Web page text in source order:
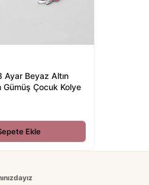
Ayar Beyaz Altın
Gümüş Çocuk Kolye
Ekle